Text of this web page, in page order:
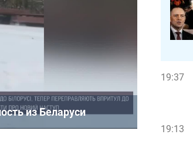
из Беларуси
19:37
19:13